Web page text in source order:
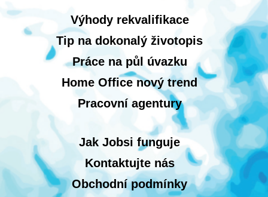
Výhody rekvalifikace
Tip na dokonalý životopis
Práce na půl úvazku
Home Office nový trend
Pracovní agentury
Jak Jobsi funguje
Kontaktujte nás
Obchodní podmínky